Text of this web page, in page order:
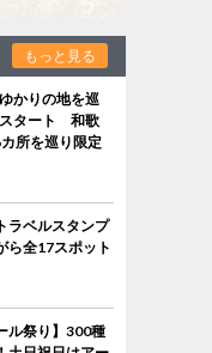
もっと見る
かりの地を巡
スタート 和歌
所を巡り限定
ラベルスタンプ
ら全17スポット
ル祭り】300種